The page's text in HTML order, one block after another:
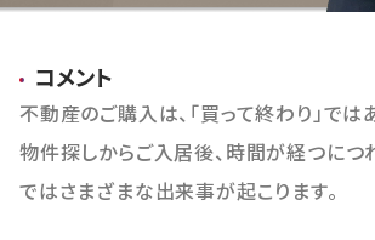
コメント
不動産のご購入は、「買って終わり」では
物件探しからご入居後、時間が経つにつ
ではさまざまな出来事が起こります。